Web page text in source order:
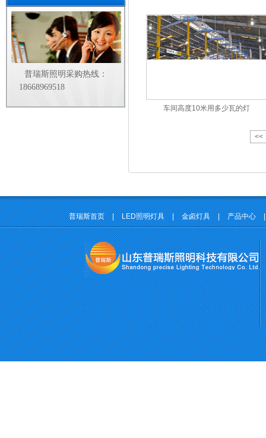
普瑞斯照明采购热线：
18668969518
车间高度10米用多少瓦的灯
<<
普瑞斯首页 | LED照明灯具 | 金卤灯具 | 产品中心 |